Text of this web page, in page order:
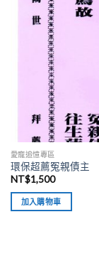
愛寵追憶專區
環保超薦冤親債主
NT$1,500
加入購物車